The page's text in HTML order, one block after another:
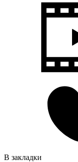
В закладки